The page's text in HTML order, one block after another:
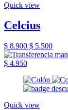
Quick view
Celcius
$ 8.900 $ 5.500
$ 4.950
Quick view